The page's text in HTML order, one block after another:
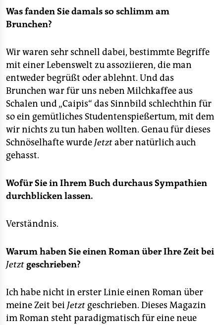
Was fanden Sie damals so schlimm am
Brunchen?
Wir waren sehr schnell dabei, bestimmte Begriffe
mit einer Lebenswelt zu assoziieren, die man
entweder begrüßt oder ablehnt. Und das
Brunchen war für uns neben Milchkaffee aus
Schalen und „Caipis“ das Sinnbild schlechthin für
so ein gemütliches Studentenspießertum, mit dem
wir nichts zu tun haben wollten. Genau für dieses
Schnöselhafte wurde Jetztaber natürlich auch
gehasst.
Wofür Sie in Ihrem Buch durchaus Sympathien
durchblicken lassen.
Verständnis.
Warum haben Sie einen Roman über Ihre Zeit bei
Jetztgeschrieben?
Ich habe nicht in erster Linie einen Roman über
meine Zeit bei Jetzt geschrieben. Dieses Magazin
im Roman steht paradigmatisch für eine neue